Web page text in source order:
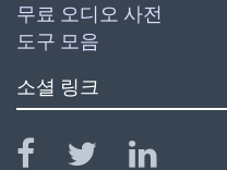
무료 오디오 사전
도구 모음
소셜 링크